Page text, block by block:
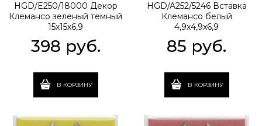
HGD/E250/18000 Декор
Клемансо зеленый темный
15х15х6,9
398 руб.
В КОРЗИНУ
HGD/A252/5246 Вставка
Клемансо белый
4,9х4,9х6,9
85 руб.
В КОРЗИНУ